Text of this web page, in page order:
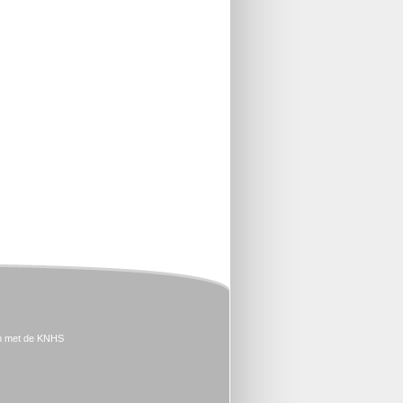
met de KNHS